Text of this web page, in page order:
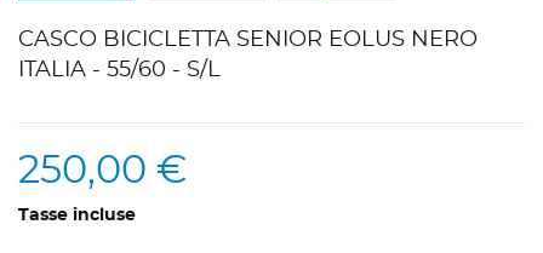
CASCO BICICLETTA SENIOR EOLUS NERO
ITALIA - 55/60 - S/L
250,00 €
Tasse incluse